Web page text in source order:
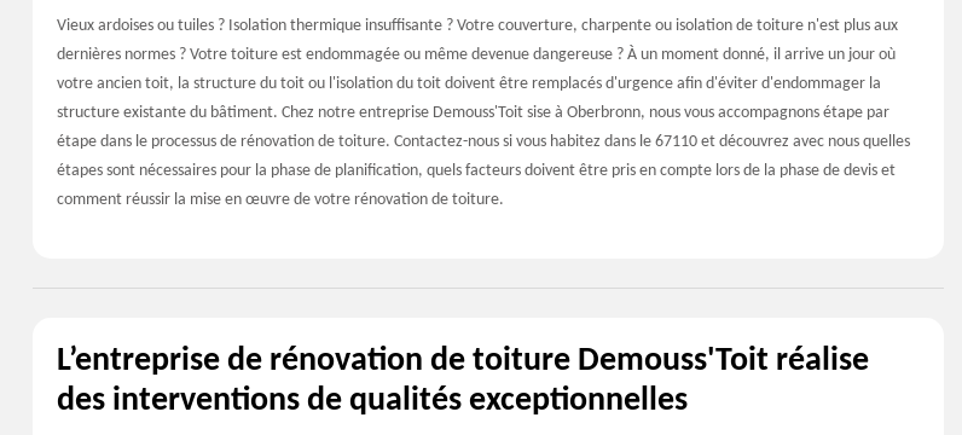
Vieux ardoises ou tuiles ? Isolation thermique insuffisante ? Votre couverture, charpente ou isolation de toiture n'est plus aux
dernières normes ? Votre toiture est endommagée ou même devenue dangereuse ? À un moment donné, il arrive un jour où
votre ancien toit, la structure du toit ou l'isolation du toit doivent être remplacés d'urgence afin d'éviter d'endommager la
structure existante du bâtiment. Chez notre entreprise Demouss'Toit sise à Oberbronn, nous vous accompagnons étape par
étape dans le processus de rénovation de toiture. Contactez-nous si vous habitez dans le 67110 et découvrez avec nous quelles
étapes sont nécessaires pour la phase de planification, quels facteurs doivent être pris en compte lors de la phase de devis et
comment réussir la mise en œuvre de votre rénovation de toiture.
L’entreprise de rénovation de toiture Demouss'Toit réalise
des interventions de qualités exceptionnelles